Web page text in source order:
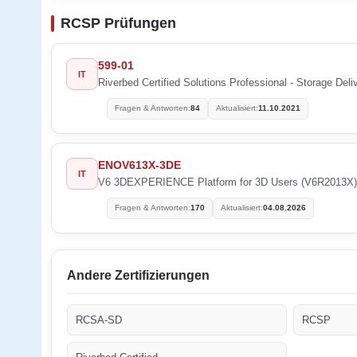
RCSP Prüfungen
IT
599-01
Riverbed Certified Solutions Professional - Storage
Fragen & Antworten:84 Aktualisiert:11.10.2021
IT
ENOV613X-3DE
V6 3DEXPERIENCE Platform for 3D Users (V6R2013X)
Fragen & Antworten:170 Aktualisiert:04.08.2026
Andere Zertifizierungen
RCSA-SD RCSP